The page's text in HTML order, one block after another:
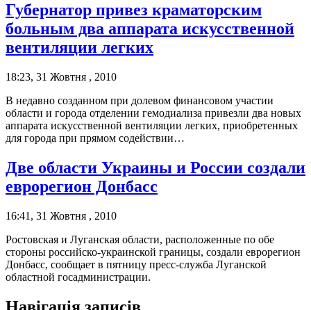
Губернатор привез краматорским
больным два аппарата искусственной
вентиляции легких
18:23, 31 Жовтня , 2010
В недавно созданном при долевом финансовом участии
области и города отделении гемодиализа привезли два новых
аппарата искусственной вентиляции легких, приобретенных
для города при прямом содействии…
Две области Украины и России создали
еврорегион Донбасс
16:41, 31 Жовтня , 2010
Ростовская и Луганская области, расположенные по обе
стороны российско-украинской границы, создали еврорегион
Донбасс, сообщает в пятницу пресс-служба Луганской
областной госадминистрации.
Навігація записів